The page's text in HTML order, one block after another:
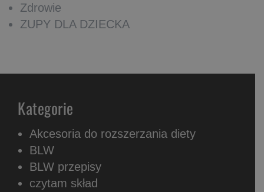
Zdrowie
ZUPY DLA DZIECKA
Kategorie
Akcesoria do rozszerzania diety
BLW
BLW przepisy
czytam skład